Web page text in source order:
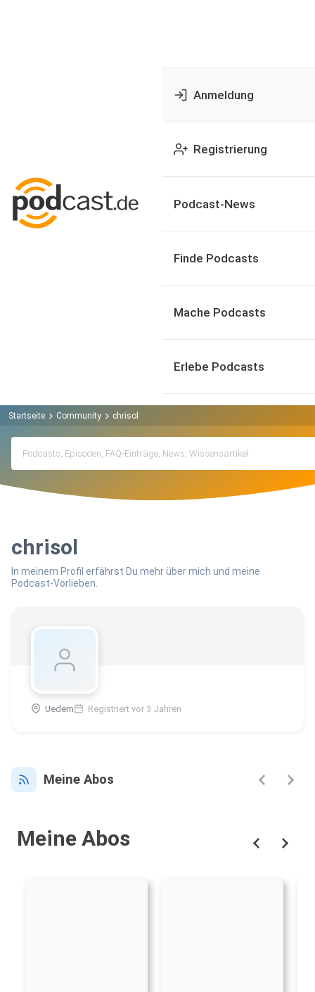
Anmeldung
Registrierung
Podcast-News
Finde Podcasts
Mache Podcasts
Erlebe Podcasts
Startseite Community chrisol
chrisol
In meinem Profil erfährst Du mehr über mich und meine
Podcast-Vorlieben.
Uedem Registriert vor 3 Jahren
Meine Abos
Meine Abos